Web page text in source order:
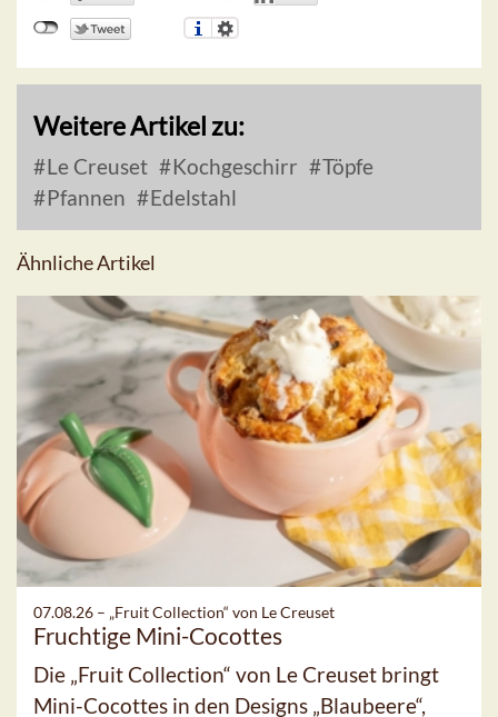
Weitere Artikel zu:
Le Creuset Kochgeschirr
Töpfe
Pfannen
Edelstahl
Ähnliche Artikel
07.08.26 – „Fruit Collection“ von Le Creuset
Fruchtige Mini-Cocottes
Die „Fruit Collection“ von Le Creuset bringt
Mini-Cocottes in den Designs „Blaubeere“,